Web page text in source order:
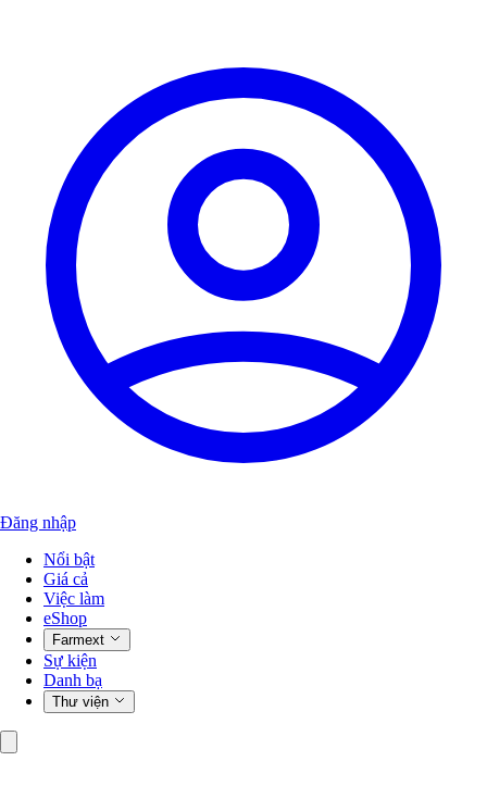
Đăng nhập
Nổi bật
Giá cả
Việc làm
eShop
Farmext
Sự kiện
Danh bạ
Thư viện